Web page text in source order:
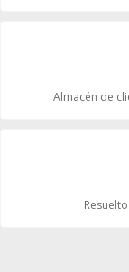
Almacén de